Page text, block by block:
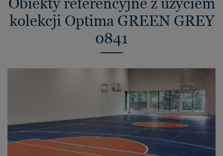
kolekcji Optima GREEN GREY
0841